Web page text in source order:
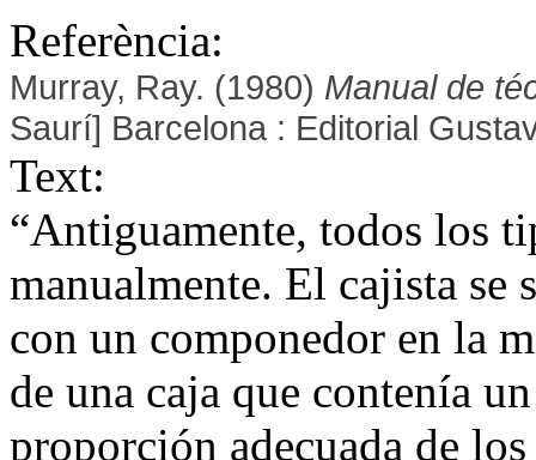
Referència:
Murray, Ray. (1980) Manual de
Saurí] Barcelona : Editorial
Text:
“Antiguamente, todos los
manualmente. El cajista se
con un componedor en la
de una caja que contenía
proporción adecuada de